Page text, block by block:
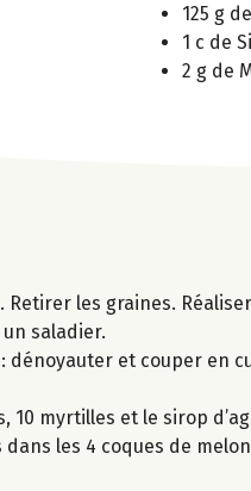
125 g
1 c de
2 g de
Retirer les graines.
saladier.
dénoyauter et couper en
10 myrtilles et le sirop
les 4 coques de